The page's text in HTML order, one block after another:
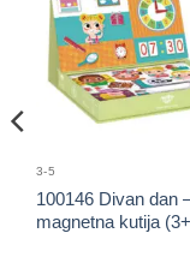
3-5
100146 Divan dan
magnetna kutija